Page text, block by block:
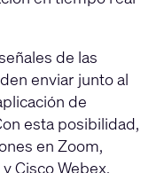
de las
enviar junto al
de
esta posibilidad,
en Zoom,
Cisco Webex,